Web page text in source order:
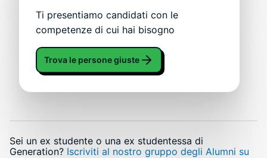
Ti presentiamo candidati con le
competenze di cui hai bisogno
Trova le persone giuste
Sei un ex studente o una ex studentessa di
Generation? Iscriviti al nostro gruppo degli Alumni su